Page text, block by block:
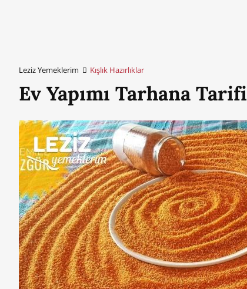
Leziz Yemeklerim Kışlık Hazırlıklar
Ev Yapımı Tarhana Tarifi